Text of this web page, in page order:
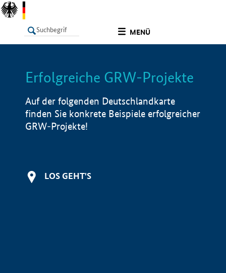
MENÜ
LISTE Info
Erfolgreiche GRW-Projekte
Auf der folgenden Deutschlandkarte
finden Sie konkrete Beispiele erfolgreicher
GRW-Projekte!
LOS GEHT'S